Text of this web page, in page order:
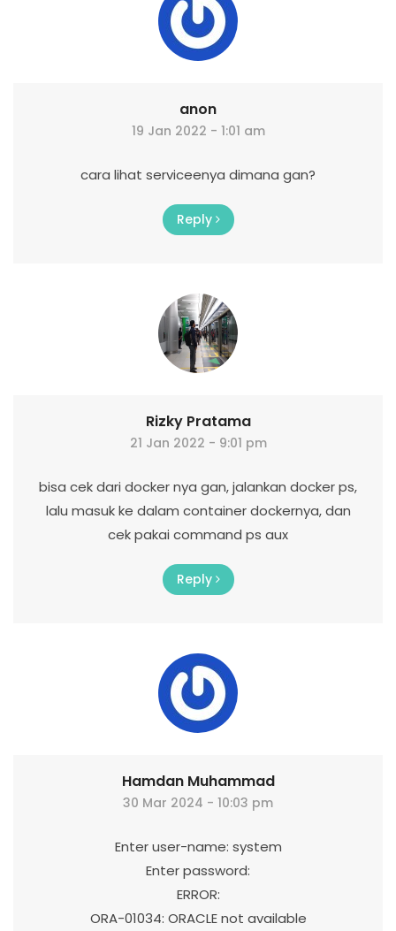
anon
19 Jan 2022 - 1:01 am
cara lihat serviceenya dimana gan?
Reply
Rizky Pratama
21 Jan 2022 - 9:01 pm
bisa cek dari docker nya gan, jalankan docker ps,
lalu masuk ke dalam container dockernya, dan
cek pakai command ps aux
Reply
Hamdan Muhammad
30 Mar 2024 - 10:03 pm
Enter user-name: system
Enter password:
ERROR:
ORA-01034: ORACLE not available